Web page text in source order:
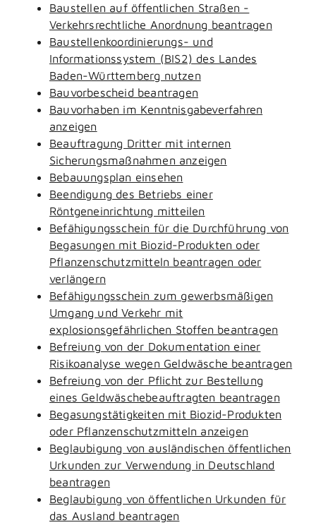
Baustellen auf öffentlichen Straßen -
Verkehrsrechtliche Anordnung beantragen
Baustellenkoordinierungs- und
Informationssystem (BIS2) des Landes
Baden-Württemberg nutzen
Bauvorbescheid beantragen
Bauvorhaben im Kenntnisgabeverfahren
anzeigen
Beauftragung Dritter mit internen
Sicherungsmaßnahmen anzeigen
Bebauungsplan einsehen
Beendigung des Betriebs einer
Röntgeneinrichtung mitteilen
Befähigungsschein für die Durchführung von
Begasungen mit Biozid-Produkten oder
Pflanzenschutzmitteln beantragen oder
verlängern
Befähigungsschein zum gewerbsmäßigen
Umgang und Verkehr mit
explosionsgefährlichen Stoffen beantragen
Befreiung von der Dokumentation einer
Risikoanalyse wegen Geldwäsche beantragen
Befreiung von der Pflicht zur Bestellung
eines Geldwäschebeauftragten beantragen
Begasungstätigkeiten mit Biozid-Produkten
oder Pflanzenschutzmitteln anzeigen
Beglaubigung von ausländischen öffentlichen
Urkunden zur Verwendung in Deutschland
beantragen
Beglaubigung von öffentlichen Urkunden für
das Ausland beantragen